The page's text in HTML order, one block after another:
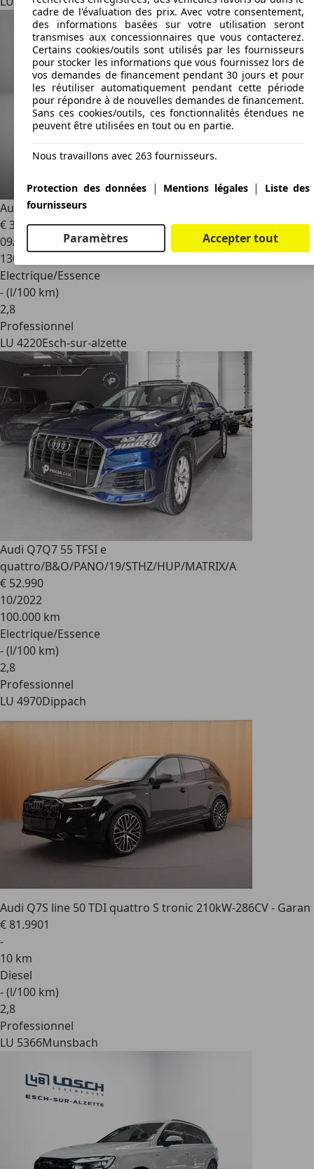
Audi Q755 TFSI e 380cv S LINE QUATTRO TIPTRONIC
€ 35.9901
09/2021
130.000 km
Electrique/Essence
- (l/100 km)
2,8
Professionnel
LU 4220Esch-sur-alzette
Audi Q7Q7 55 TFSI e
quattro/B&O/PANO/19/STHZ/HUP/MATRIX/A
€ 52.990
10/2022
100.000 km
Electrique/Essence
- (l/100 km)
2,8
Professionnel
LU 4970Dippach
Audi Q7S line 50 TDI quattro S tronic 210kW-286CV - Garan
€ 81.9901
-
10 km
Diesel
- (l/100 km)
2,8
Professionnel
LU 5366Munsbach
cadre de l'évaluation des prix. Avec votre consentement,
des informations basées sur votre utilisation seront
transmises aux concessionnaires que vous contacterez.
Certains cookies/outils sont utilisés par les fournisseurs
pour stocker les informations que vous fournissez lors de
vos demandes de financement pendant 30 jours et pour
les réutiliser automatiquement pendant cette période
pour répondre à de nouvelles demandes de financement.
Sans ces cookies/outils, ces fonctionnalités étendues ne
peuvent être utilisées en tout ou en partie.
Nous travaillons avec 263 fournisseurs.
Protection des données | Mentions légales|
Liste des
fournisseurs
Paramètres Accepter tout